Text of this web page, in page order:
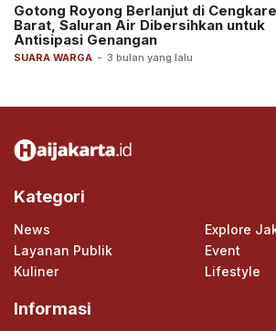
SUARA WARGA - 3 bulan yang lalu
Gotong Royong Berlanjut di
Barat, Saluran Air Dibersihkan untuk
Antisipasi Genangan
Kategori
News
Explore
Layanan Publik
Event
Kuliner
Lifestyle
Informasi